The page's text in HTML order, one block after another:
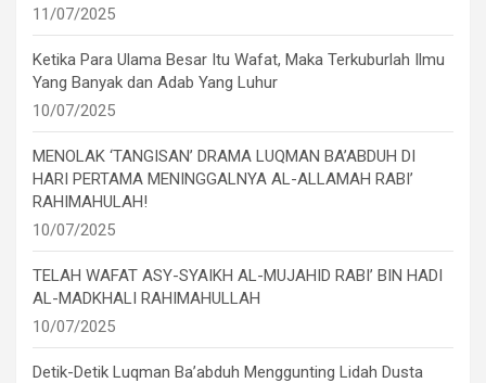
11/07/2025
Ketika Para Ulama Besar Itu Wafat, Maka Terkuburlah Ilmu
Yang Banyak dan Adab Yang Luhur
10/07/2025
MENOLAK ‘TANGISAN’ DRAMA LUQMAN BA’ABDUH DI
HARI PERTAMA MENINGGALNYA AL-ALLAMAH RABI’
RAHIMAHULAH!
10/07/2025
TELAH WAFAT ASY-SYAIKH AL-MUJAHID RABI’ BIN HADI
AL-MADKHALI RAHIMAHULLAH
10/07/2025
Detik-Detik Luqman Ba’abduh Menggunting Lidah Dusta